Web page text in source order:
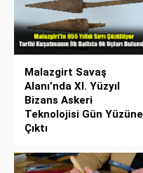
Malazgirt Savaş
Alanı’nda XI. Yüzyıl
Bizans Askeri
Teknolojisi Gün Yüzüne
Çıktı